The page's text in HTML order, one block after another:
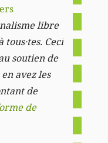
libre
tous·tes. Ceci
soutien de
avez les
de
de